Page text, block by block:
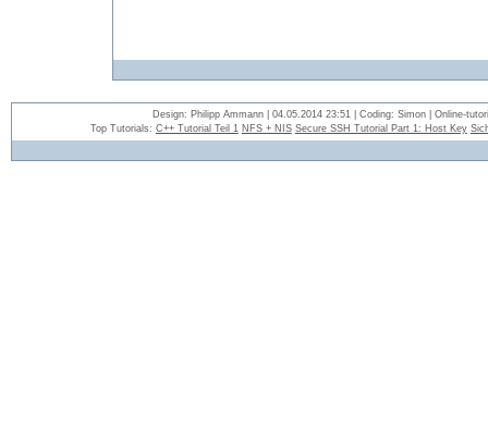
Design: Philipp Ammann | 04.05.2014 23:51 | Coding: Simon | Online-
Top Tutorials: C++ Tutorial Teil 1 NFS + NIS Secure SSH Tutorial Part 1: Host Key